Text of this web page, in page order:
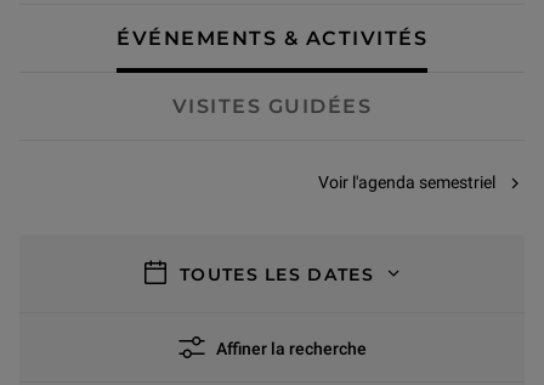
ÉVÉNEMENTS & ACTIVITÉS
VISITES GUIDÉES
Voir l'agenda semestriel
TOUTES LES DATES
Affiner la recherche